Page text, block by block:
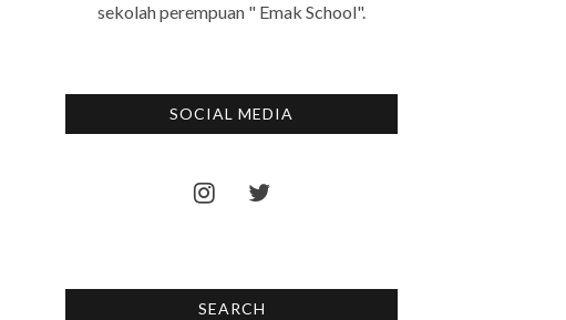
sekolah perempuan " Emak School".
SOCIAL MEDIA
SEARCH